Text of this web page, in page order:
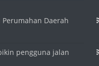
Perumahan Daerah
pengguna jalan